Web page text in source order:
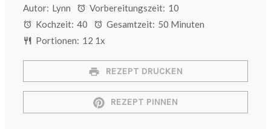
Autor: Lynn Vorbereitungszeit: 10
Kochzeit: 40 Gesamtzeit: 50 Minuten
Portionen: 1 2 1x
REZEPT DRUCKEN
REZEPT PINNEN